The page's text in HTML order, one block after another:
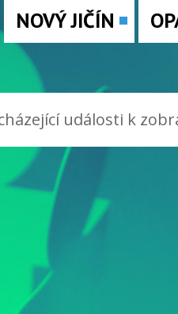
NOVÝ JIČÍN
události k